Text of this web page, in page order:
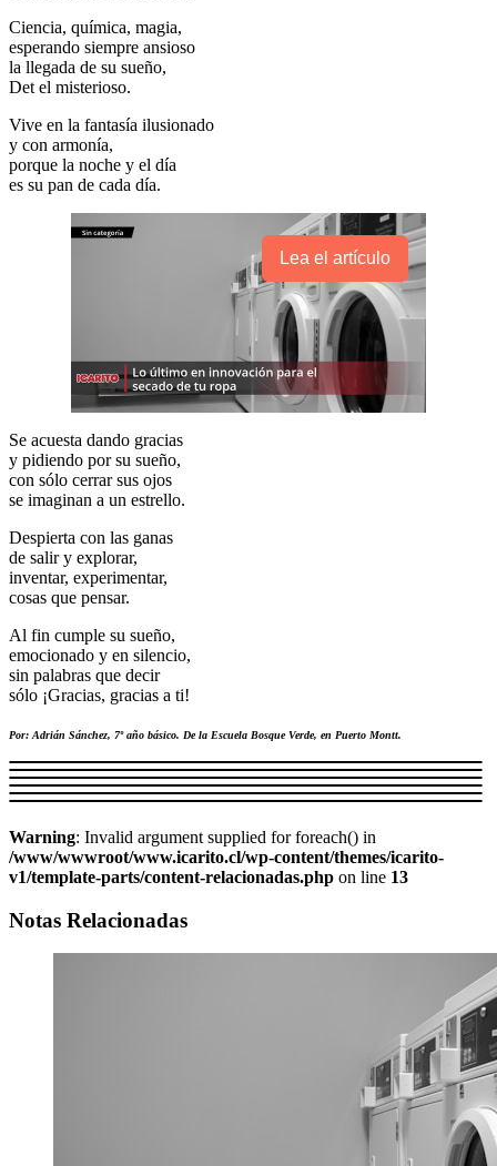
Ciencia, química, magia,
esperando siempre ansioso
la llegada de su sueño,
Det el misterioso.
Vive en la fantasía ilusionado
y con armonía,
porque la noche y el día
es su pan de cada día.
Lea el artículo
Se acuesta dando gracias
y pidiendo por su sueño,
con sólo cerrar sus ojos
se imaginan a un estrello.
Despierta con las ganas
de salir y explorar,
inventar, experimentar,
cosas que pensar.
Al fin cumple su sueño,
emocionado y en silencio,
sin palabras que decir
sólo ¡Gracias, gracias a ti!
Por: Adrián Sánchez, 7º año básico. De la Escuela Bosque Verde, en Puerto Montt.
Warning: Invalid argument supplied for foreach() in
/www/wwwroot/www.icarito.cl/wp-content/themes/icarito-
v1/template-parts/content-relacionadas.php on line 13
Notas Relacionadas